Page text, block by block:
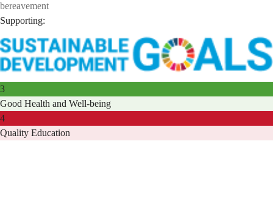
bereavement
Supporting:
3
Good Health and Well-being
4
Quality Education